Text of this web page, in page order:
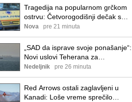
Belgorod
Tragedija na popularnom grčkom
ostrvu: Četvorogodišnji dečak se
udavio u bazenu, roditelji
uhapšeni
Nova pre 21 minuta
„SAD da isprave svoje ponašanje“:
Novi uslovi Teherana za
deblokadu Ormuskog moreuza
Nedeljnik pre 26 minuta
Red Arrows ostali zaglavljeni u
Kanadi: Loše vreme sprečilo